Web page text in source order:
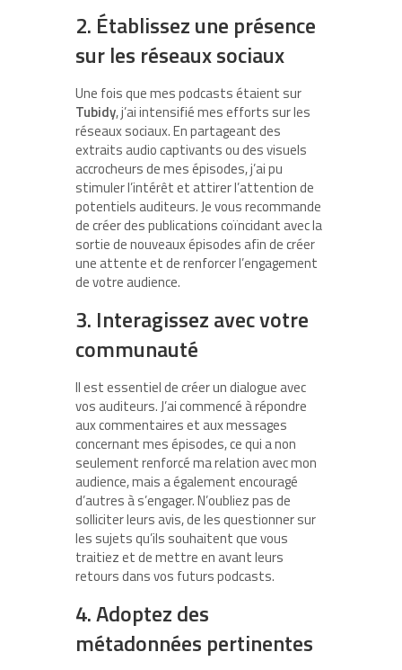
2. Établissez une présence
sur les réseaux sociaux
Une fois que mes podcasts étaient sur
Tubidy, j’ai intensifié mes efforts sur les
réseaux sociaux. En partageant des
extraits audio captivants ou des visuels
accrocheurs de mes épisodes, j’ai pu
stimuler l’intérêt et attirer l’attention de
potentiels auditeurs. Je vous recommande
de créer des publications coïncidant avec la
sortie de nouveaux épisodes afin de créer
une attente et de renforcer l’engagement
de votre audience.
3. Interagissez avec votre
communauté
Il est essentiel de créer un dialogue avec
vos auditeurs. J’ai commencé à répondre
aux commentaires et aux messages
concernant mes épisodes, ce qui a non
seulement renforcé ma relation avec mon
audience, mais a également encouragé
d’autres à s’engager. N’oubliez pas de
solliciter leurs avis, de les questionner sur
les sujets qu’ils souhaitent que vous
traitiez et de mettre en avant leurs
retours dans vos futurs podcasts.
4. Adoptez des
métadonnées pertinentes